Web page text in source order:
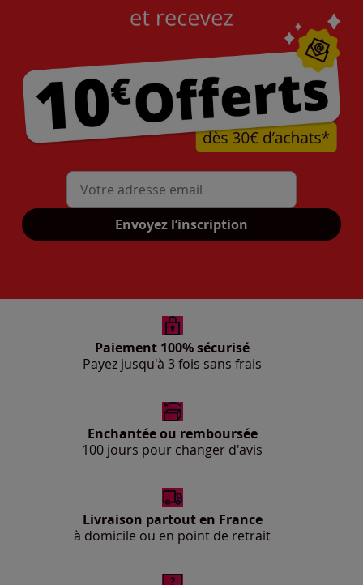
Mon adresse mail
Envoyez l’inscription
Paiement 100% sécurisé
Payez jusqu'à 3 fois sans frais
Enchantée ou remboursée
100 jours pour changer d'avis
Livraison partout en France
à domicile ou en point de retrait